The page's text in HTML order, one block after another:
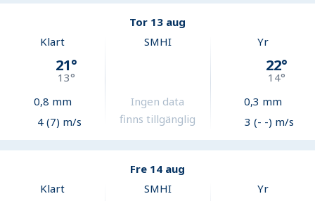
Tor 13 aug
Klart
21°
13°
0,8 mm
4 (7) m/s
SMHI
Ingen data
finns tillgänglig
Yr
22°
14°
0,3 mm
3 (- -) m/s
Fre 14 aug
Klart
SMHI Yr